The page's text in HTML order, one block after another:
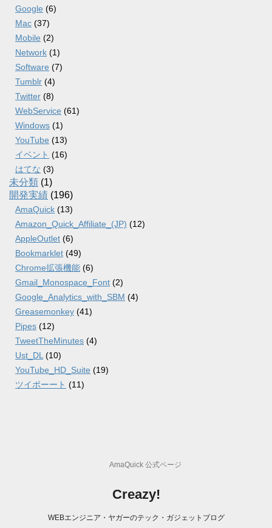
Google (6)
Mac (37)
Mobile (2)
Network (1)
Software (7)
Tumblr (4)
Twitter (8)
WebService (61)
Windows (1)
YouTube (13)
イベント (16)
はてな (3)
未分類 (1)
開発実績 (196)
AmaQuick (13)
Amazon_Quick_Affiliate_(JP) (12)
AppleOutlet (6)
Bookmarklet (49)
Chrome拡張機能 (6)
Gmail_Monospace_Font (2)
Google_Analytics_with_SBM (4)
Greasemonkey (41)
Pipes (12)
TweetTheMinutes (4)
Ust_DL (10)
YouTube_HD_Suite (19)
ツイポーート (11)
AmaQuick 公式ページ
Creazy!
WEBエンジニア・ヤガーのテック・ガジェットブログ